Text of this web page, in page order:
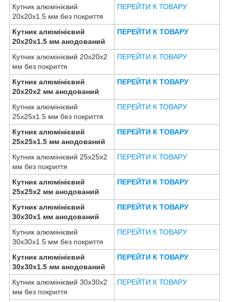
Кутник алюмінієвий
20х20х1.5 мм без покриття
ПЕРЕЙТИ К ТОВАРУ
Кутник алюмінієвий
20х20х1.5 мм анодований
ПЕРЕЙТИ К ТОВАРУ
Кутник алюмінієвий 20х20х2
мм без покриття
ПЕРЕЙТИ К ТОВАРУ
Кутник алюмінієвий
20х20х2 мм анодований
ПЕРЕЙТИ К ТОВАРУ
Кутник алюмінієвий
25х25х1.5 мм без покриття
ПЕРЕЙТИ К ТОВАРУ
Кутник алюмінієвий
25х25х1.5 мм анодований
ПЕРЕЙТИ К ТОВАРУ
Кутник алюмінієвий 25х25х2
мм без покриття
ПЕРЕЙТИ К ТОВАРУ
Кутник алюмінієвий
25х25х2 мм анодований
ПЕРЕЙТИ К ТОВАРУ
Кутник алюмінієвий
30х30х1 мм анодований
ПЕРЕЙТИ К ТОВАРУ
Кутник алюмінієвий
30х30х1.5 мм без покриття
ПЕРЕЙТИ К ТОВАРУ
Кутник алюмінієвий
30х30х1.5 мм анодований
ПЕРЕЙТИ К ТОВАРУ
Кутник алюмінієвий 30х30х2
мм без покриття
ПЕРЕЙТИ К ТОВАРУ